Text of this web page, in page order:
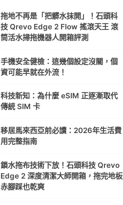
拖地不再是「把髒水抹開」！石頭科
技 Qrevo Edge 2 Flow 搖滾天王 滾
筒活水掃拖機器人開箱評測
手機安全健檢：這幾個設定沒關，個
資可能早就在外流！
科技新知：為什麼 eSIM 正逐漸取代
傳統 SIM 卡
移居馬來西亞前必讀：2026年生活費
用完整指南
鎖水拖布技術下放！石頭科技 Qrevo
Edge 2 深度清潔大師開箱，拖完地板
赤腳踩也乾爽